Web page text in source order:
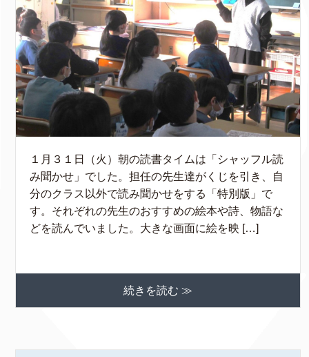
１月３１日（火）朝の読書タイムは「シャッフル読
み聞かせ」でした。担任の先生達がくじを引き、自
分のクラス以外で読み聞かせをする「特別版」で
す。それぞれの先生のおすすめの絵本や詩、物語な
どを読んでいました。大きな画面に絵を映 […]
続きを読む ≫